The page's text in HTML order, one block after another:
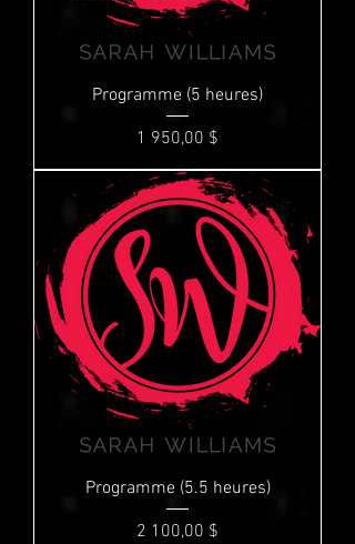
Programme (5 heures)
Prix
1 950,00 $
Programme (5.5 heures)
Prix
2 100,00 $